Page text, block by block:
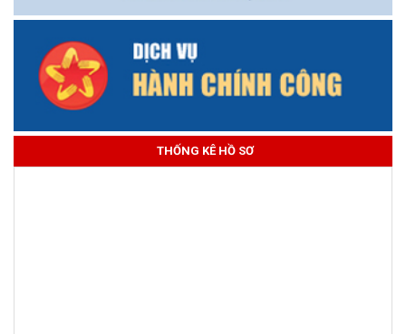
THỐNG KÊ HỒ SƠ